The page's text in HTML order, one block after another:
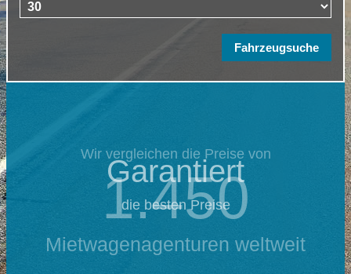
Wir vergleichen die Preise von
1.450
Mietwagenagenturen weltweit
Garantiert
die besten Preise